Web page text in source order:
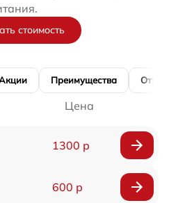
стоимость
Преимущества
Цена
1300 р
600 р